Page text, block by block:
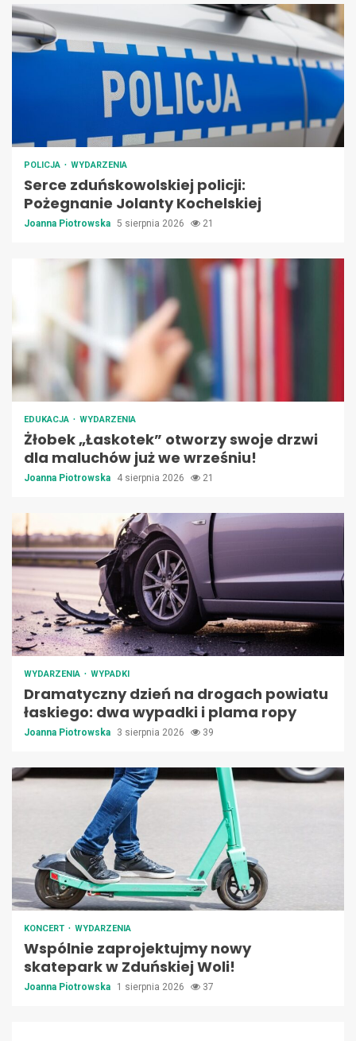
POLICJA WYDARZENIA
Serce zduńskowolskiej policji:
Pożegnanie Jolanty Kochelskiej
Joanna Piotrowska 5 sierpnia 2026 21
EDUKACJA WYDARZENIA
Żłobek „Łaskotek” otworzy swoje drzwi
dla maluchów już we wrześniu!
Joanna Piotrowska 4 sierpnia 2026 21
WYDARZENIA WYPADKI
Dramatyczny dzień na drogach powiatu
łaskiego: dwa wypadki i plama ropy
Joanna Piotrowska 3 sierpnia 2026 39
KONCERT WYDARZENIA
Wspólnie zaprojektujmy nowy
skatepark w Zduńskiej Woli!
Joanna Piotrowska 1 sierpnia 2026 37